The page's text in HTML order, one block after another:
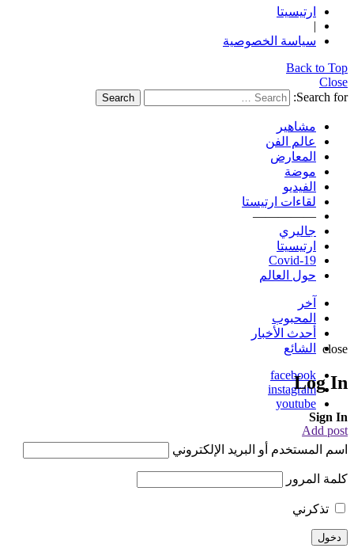
ارتيسيتا
|
سياسة الخصوصية
Back to Top
Close
Search for:
Search
مشاهير
عالم الفن
المعارض
موضة
الفيديو
لقاءات ارتيستا
—————
جاليري
ارتيسيتا
Covid-19
حول العالم
آخر
المحبوب
أحدث الأخبار
الشائع
facebook
instagram
youtube
Add post
close
Log In
Sign In
اسم المستخدم أو البريد الإلكتروني
كلمة المرور
تذكرني